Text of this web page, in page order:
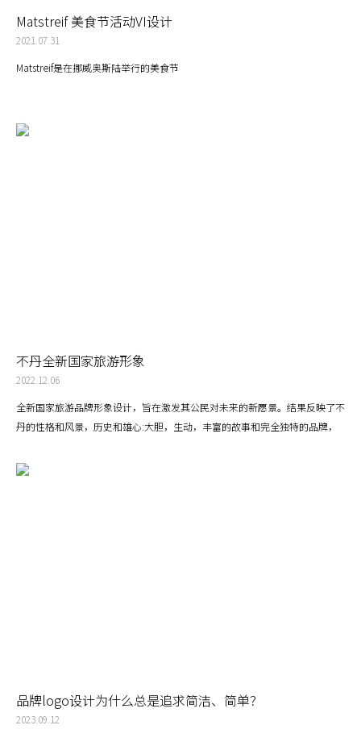
Matstreif 美食节活动VI设计
2021.07.31
Matstreif是在挪威奥斯陆举行的美食节
不丹全新国家旅游形象
2022.12.06
全新国家旅游品牌形象设计，旨在激发其公民对未来的新愿景。结果反映了不
丹的性格和风景，历史和雄心:大胆，生动，丰富的故事和完全独特的品牌，
品牌logo设计为什么总是追求简洁、简单？
2023.09.12